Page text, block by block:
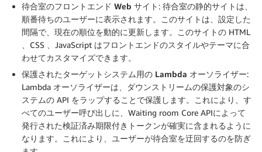
待合室のフロントエンド Web サイト : 待合室の静的サイトは、
順番待ちのユーザーに表示されます。このサイトは、設定した
間隔で、現在の順位を動的に更新します。このサイトの HTML
、CSS 、JavaScript はフロントエンドのスタイルやテーマに合
わせてカスタマイズできます。
保護されたターゲットシステム用の Lambda オーソライザー:
Lambda オーソライザーは、ダウンストリームの保護対象のシ
ステムの API をラップすることで保護します。これにより、す
べてのユーザー呼び出しに、Waiting room Core APIによって
発行された検証済み期限付きトークンが確実に含まれるように
なります。これにより、ユーザーが待合室を迂回するのを防ぎ